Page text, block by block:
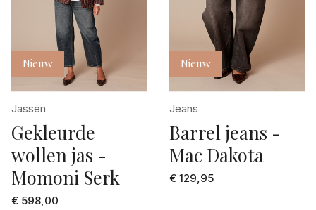
Nieuw
Jassen
Gekleurde
wollen jas -
Momoni Serk
€ 598,00
Nieuw
Jeans
Barrel jeans -
Mac Dakota
€ 129,95